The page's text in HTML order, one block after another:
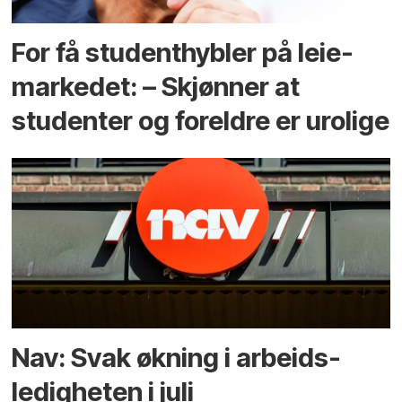
For få student­hybler på leie­
markedet: – Skjønner at
studenter og foreldre er urolige
Nav: Svak økning i arbeids­
ledigheten i juli